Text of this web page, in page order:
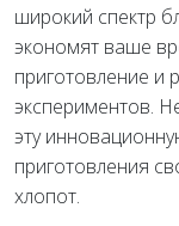
широкий спектр
экономят ваше
приготовление и
экспериментов.
эту
приготовления
хлопот.